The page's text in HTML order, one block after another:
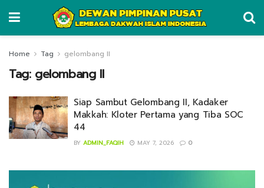
Home Tag gelombang II
Tag: gelombang II
Siap Sambut Gelombang II, Kadaker
Makkah: Kloter Pertama yang Tiba SOC
44
BY ADMIN_FAQIH MAY 7, 2026 0